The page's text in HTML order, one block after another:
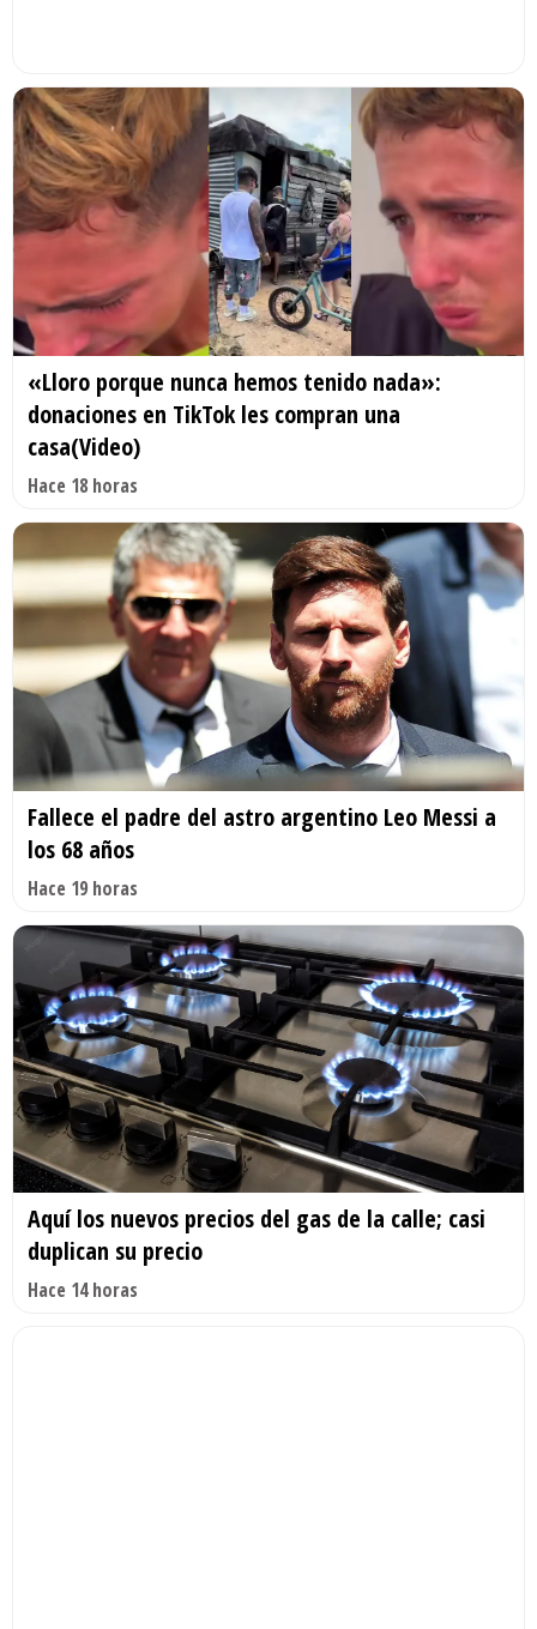
«Lloro porque nunca hemos tenido nada»:
donaciones en TikTok les compran una
casa(Video)
Hace 18 horas
Fallece el padre del astro argentino Leo Messi a
los 68 años
Hace 19 horas
Aquí los nuevos precios del gas de la calle; casi
duplican su precio
Hace 14 horas